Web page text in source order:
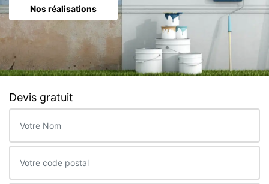
Nos réalisations
Devis gratuit